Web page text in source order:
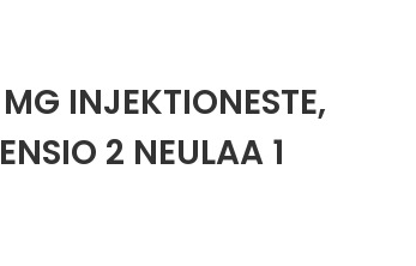
INJEKTIONESTE,
2 NEULAA 1